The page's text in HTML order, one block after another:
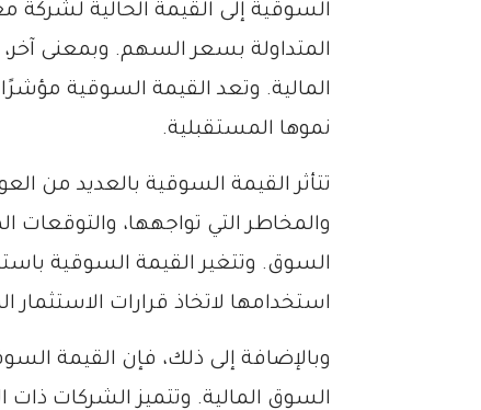
السوقية إلى القيمة الحالية
المتداولة بسعر السهم. وبمعنى
المالية. وتعد القيمة السوقية
نموها المستقبلية.
تتأثر القيمة السوقية بالعديد من
والمخاطر التي تواجهها،
السوق. وتتغير القيمة السوقية
استخدامها لاتخاذ قرارات الاستثمار
وبالإضافة إلى ذلك، فإن القيمة
السوق المالية. وتتميز الشركات ذات